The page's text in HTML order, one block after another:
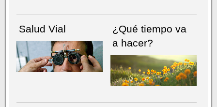
Salud Vial
¿Qué tiempo va
a hacer?